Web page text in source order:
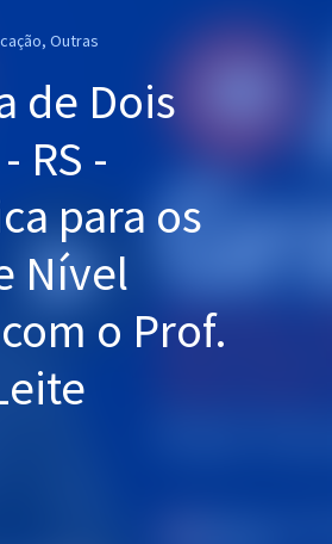
Outras
de Dois
RS -
para os
Nível
o Prof.